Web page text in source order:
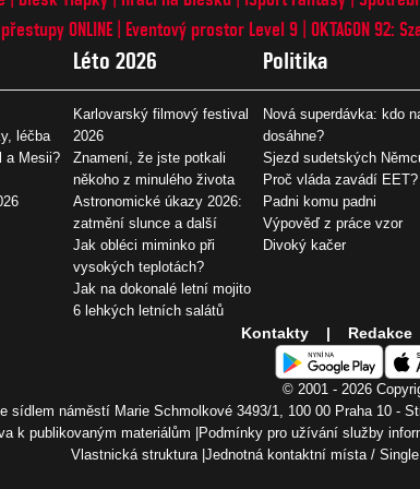
ONLINE Eventový prostor Level 9 OKTAGON 92:
léčba
a Mesii?
Léto 2026
Karlovarský filmový festival
2026
Znamení, že jste potkali
někoho z minulého života
Astronomické úkazy 2026:
zatmění slunce a další
Jak obléci miminko při
vysokých teplotách?
Jak na dokonalé letní mojito
6 lehkých letních salátů
Politika
Nová superdávka: kdo
dosáhne?
Sjezd sudetských
Proč vláda zavádí EET?
Padni komu padni
Výpověď z práce vzor
Divoký kačer
Kontakty Redakce
© 2001 - 2026
sídlem náměstí Marie Schmolkové 3493/1, 100 00 Praha 10 -
k publikovaným materiálům
Podmínky pro užívání služby
Vlastnická struktura Jednotná kontaktní místa /